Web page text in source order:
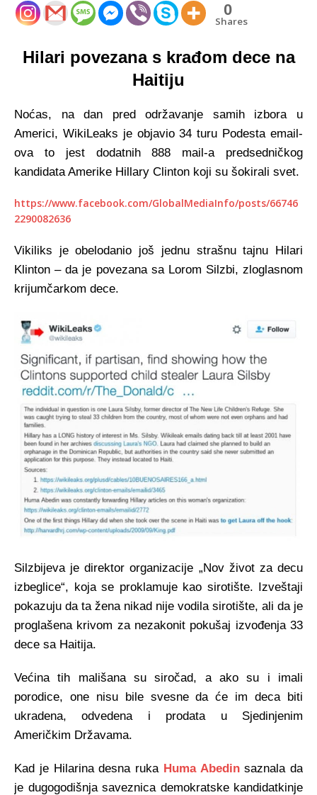
0
Shares
Hilari povezana s krađom dece na
Haitiju
Noćas, na dan pred održavanje samih izbora u
Americi, WikiLeaks je objavio 34 turu Podesta email-
ova to jest dodatnih 888 mail-a predsedničkog
kandidata Amerike Hillary Clinton koji su šokirali svet.
https://www.facebook.com/GlobalMediaInfo/posts/66746
2290082636
Vikiliks je obelodanio još jednu strašnu tajnu Hilari
Klinton – da je povezana sa Lorom Silzbi, zloglasnom
krijumčarkom dece.
Silzbijeva je direktor organizacije „Nov život za decu
izbeglice“, koja se proklamuje kao sirotište. Izveštaji
pokazuju da ta žena nikad nije vodila sirotište, ali da je
proglašena krivom za nezakonit pokušaj izvođenja 33
dece sa Haitija.
Većina tih mališana su siročad, a ako su i imali
porodice, one nisu bile svesne da će im deca biti
ukradena, odvedena i prodata u Sjedinjenim
Američkim Državama.
Kad je Hilarina desna ruka Huma Abedinsaznala da
je dugogodišnja saveznica demokratske kandidatkinje